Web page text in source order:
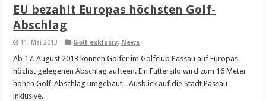
EU bezahlt Europas höchsten Golf-
Abschlag
11. Mai 2013 Golf exklusiv, News
Ab 17. August 2013 können Golfer im Golfclub Passau auf Europas
höchst gelegenen Abschlag aufteen. Ein Futtersilo wird zum 16 Meter
hohen Golf-Abschlag umgebaut - Ausblick auf die Stadt Passau
inklusive.